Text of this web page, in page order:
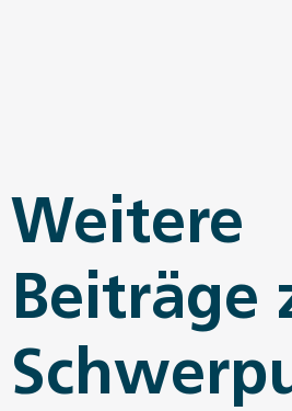
Weitere
Beiträge